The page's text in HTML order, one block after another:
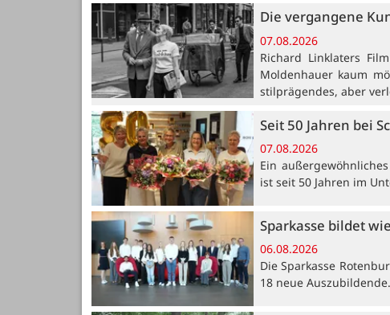
Die vergangene
07.08.2026
Richard Linklaters
Moldenhauer kaum
stilprägendes, aber
Seit 50 Jahren bei
07.08.2026
Ein
ist seit 50 Jahren im
Sparkasse bildet
06.08.2026
Die Sparkasse
18 neue Auszubildende.